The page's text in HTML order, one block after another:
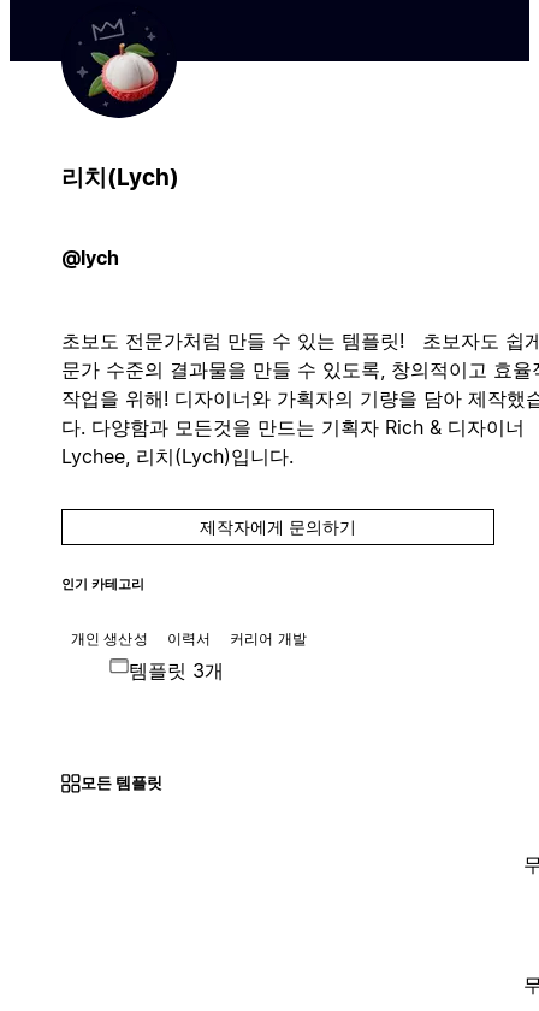
리치(Lych)
@lych
초보도 전문가처럼 만들 수 있는 템플릿! 초보자도 쉽
문가 수준의 결과물을 만들 수 있도록, 창의적이고 효율
작업을 위해! 디자이너와 가획자의 기량을 담아 제작했
다. 다양함과 모든것을 만드는 기획자 Rich & 디자이너
Lychee, 리치(Lych)입니다.
제작자에게 문의하기
인기 카테고리
개인 생산성 이력서 커리어 개발
템플릿 3개
모든 템플릿